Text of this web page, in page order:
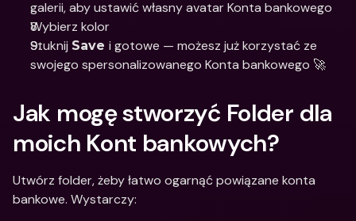
galerii, aby ustawić własny avatar Konta bankowego
Wybierz kolor
Stuknij Save i gotowe — możesz już korzystać ze
swojego spersonalizowanego Konta bankowego 🚀
Jak mogę stworzyć Folder dla
moich Kont bankowych?
Utwórz folder, żeby łatwo ogarnąć powiązane konta
bankowe. Wystarczy: